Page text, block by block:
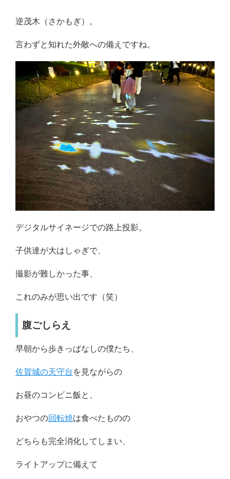
逆茂木（さかもぎ）。
言わずと知れた外敵への備えですね。
デジタルサイネージでの路上投影。
子供達が大はしゃぎで、
撮影が難しかった事、
これのみが思い出です（笑）
腹ごしらえ
早朝から歩きっぱなしの僕たち、
佐賀城の天守台 を見ながらの
お昼のコンビニ飯と、
おやつの回転焼は食べたものの
どちらも完全消化してしまい、
ライトアップに備えて